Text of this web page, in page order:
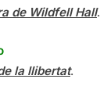
de Wildfell Hall.
la llibertat.